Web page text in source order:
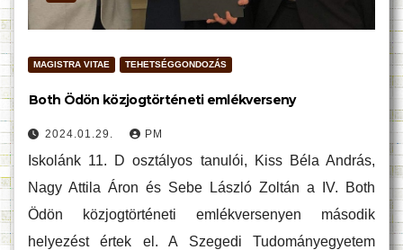
MAGISTRA VITAE TEHETSÉGGONDOZÁS
Both Ödön közjogtörténeti emlékverseny
2024.01.29. PM
Iskolánk 11. D osztályos tanulói, Kiss Béla András,
Nagy Attila Áron és Sebe László Zoltán a IV. Both
Ödön közjogtörténeti emlékversenyen második
helyezést értek el. A Szegedi Tudományegyetem